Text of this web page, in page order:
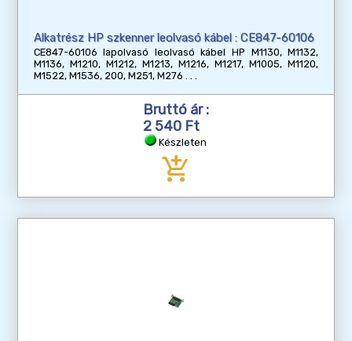
Alkatrész HP szkenner leolvasó kábel : CE847-60106
CE847-60106 lapolvasó leolvasó kábel HP M1130, M1132,
M1136, M1210, M1212, M1213, M1216, M1217, M1005, M1120,
M1522, M1536, 200, M251, M276
Bruttó ár :
2 540 Ft
Készleten
add_shopping_cart